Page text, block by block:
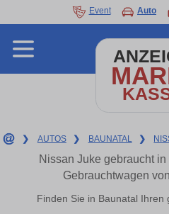
Event Auto
❯ AUTOS ❯ BAUNATAL ❯
Nissan Juke gebraucht
Gebrauchtwagen
Finden Sie in Baunatal Ihren